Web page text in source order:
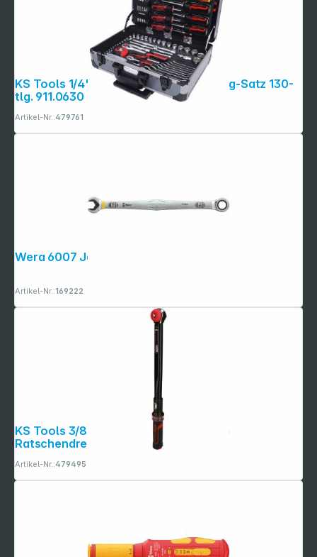
KS Tools 1/4"+1/2" Universal Werkzeug-Satz 130-
tlg. 911.0630
Artikel-Nr.:479761
Wera 6007 Joker 10
Artikel-Nr.:169222
KS Tools 3/8" ERGOTORQUE 10-50Nm
Ratschendrehmomentsch. 516.1422
Artikel-Nr.:479495